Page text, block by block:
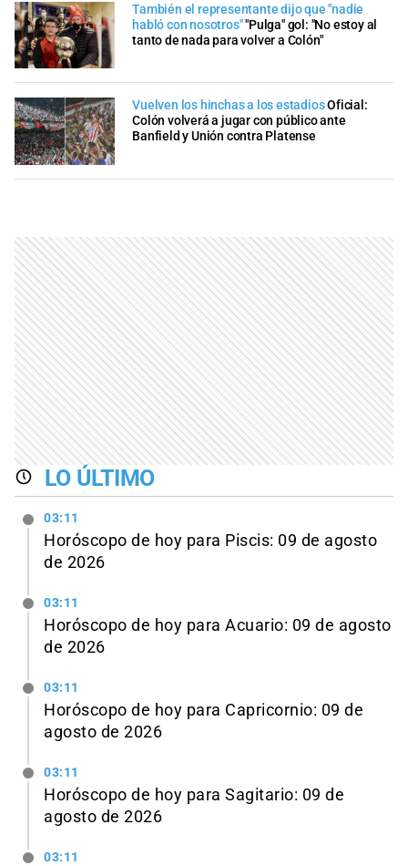
También el representante dijo que "nadie
habló con nosotros""Pulga" gol: "No estoy al
tanto de nada para volver a Colón"
Vuelven los hinchas a los estadiosOficial:
Colón volverá a jugar con público ante
Banfield y Unión contra Platense
LO ÚLTIMO
03:11
Horóscopo de hoy para Piscis: 09 de agosto
de 2026
03:11
Horóscopo de hoy para Acuario: 09 de agosto
de 2026
03:11
Horóscopo de hoy para Capricornio: 09 de
agosto de 2026
03:11
Horóscopo de hoy para Sagitario: 09 de
agosto de 2026
03:11